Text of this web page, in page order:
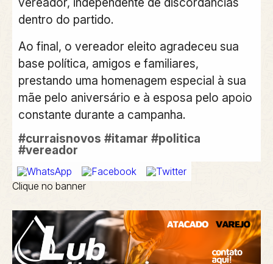
dentro do partido.
Ao final, o vereador eleito agradeceu sua
base política, amigos e familiares,
prestando uma homenagem especial à sua
mãe pelo aniversário e à esposa pelo apoio
constante durante a campanha.
#curraisnovos #itamar #politica
#vereador
Clique no banner